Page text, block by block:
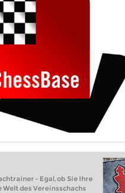
- Egal, ob Sie Ihre
des Vereinsschachs